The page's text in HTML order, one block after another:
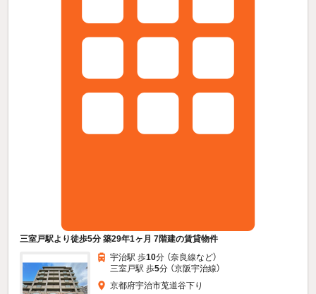
三室戸駅より徒歩5分 築29年1ヶ月 7階建の賃貸物件
宇治駅 歩10分 （奈良線など）
三室戸駅 歩5分 （京阪宇治線）
京都府宇治市莵道谷下り